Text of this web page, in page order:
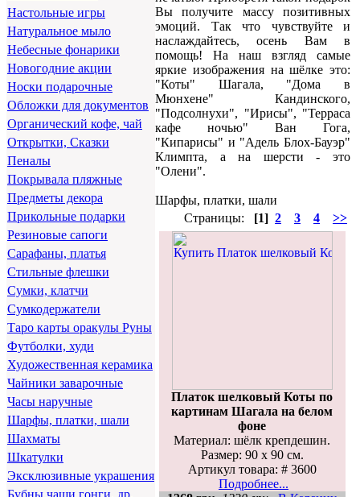
Настольные игры
Натуральное мыло
Небесные фонарики
Новогодние акции
Носки подарочные
Обложки для документов
Органический кофе, чай
Открытки, Сказки
Пеналы
Покрывала пляжные
Предметы декора
Прикольные подарки
Резиновые сапоги
Сарафаны, платья
Стильные флешки
Сумки, клатчи
Сумкодержатели
Таро карты оракулы Руны
Футболки, худи
Художественная керамика
Чайники заварочные
Часы наручные
Шарфы, платки, шали
Шахматы
Шкатулки
Эксклюзивные украшения
Бубны чаши гонги, др.
Вы получите массу позитивных
эмоций. Так что чувствуйте и
наслаждайтесь, осень Вам в
помощь! На наш взгляд самые
яркие изображения на шёлке это:
"Коты" Шагала, "Дома в
Мюнхене" Кандинского,
"Подсолнухи", "Ирисы", "Терраса
кафе ночью" Ван Гога,
"Кипарисы" и "Адель Блох-Бауэр"
Климпта, а на шерсти - это
"Олени".
Шарфы, платки, шали
Страницы:
[1] 2 3 4 >>
Платок шелковый Коты по
картинам Шагала на белом
фоне
Материал: шёлк крепдешин.
Размер: 90 х 90 см.
Артикул товара: # 3600
Подробнее...